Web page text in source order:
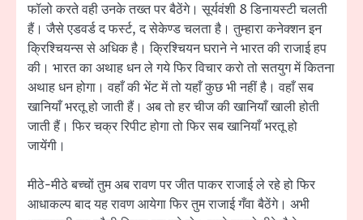
फॉलो करते वही उनके तख्त पर बैठेंगे। सूर्यवंशी 8 डिनायस्टी चलती
हैं। जैसे एडवर्ड द फर्स्ट, द सेकेण्ड चलता है। तुम्हारा कनेक्शन इन
क्रिश्चियन्स से अधिक है। क्रिश्चियन घराने ने भारत की राजाई हप
की। भारत का अथाह धन ले गये फिर विचार करो तो सतयुग में कितना
अथाह धन होगा। वहाँ की भेंट में तो यहाँ कुछ भी नहीं है। वहाँ सब
खानियाँ भरतू हो जाती हैं। अब तो हर चीज की खानियाँ खाली होती
जाती हैं। फिर चक्र रिपीट होगा तो फिर सब खानियाँ भरतू हो
जायेंगी।
मीठे-मीठे बच्चों तुम अब रावण पर जीत पाकर राजाई ले रहे हो फिर
आधाकल्प बाद यह रावण आयेगा फिर तुम राजाई गँवा बैठेंगे। अभी